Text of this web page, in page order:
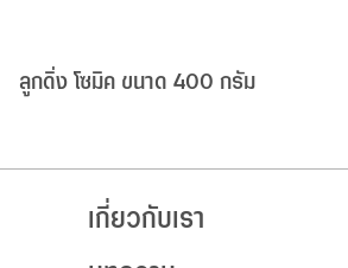
ลูกดิ่ง โซมิค ขนาด 400 กรัม
เกี่ยวกับเรา